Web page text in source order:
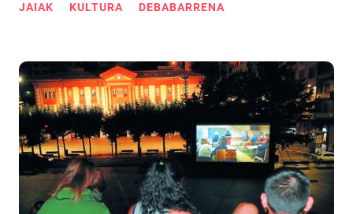
JAIAK KULTURA DEBABARRENA